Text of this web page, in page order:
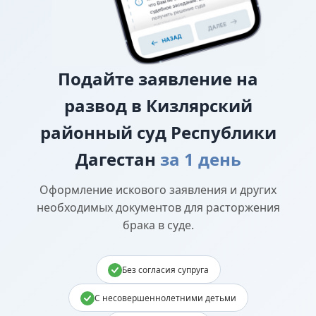
Подайте заявление на
развод в Кизлярский
районный суд Республики
Дагестан за 1 день
Оформление искового заявления и других
необходимых документов для расторжения
брака в суде.
Без согласия супруга
С несовершеннолетними детьми